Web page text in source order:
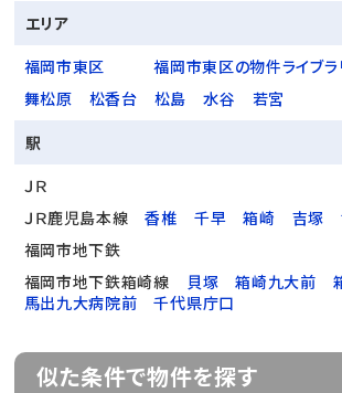
エリア
福岡市東区
福岡市東区の物件ライブラ
舞松原
松香台 松島 水谷
若宮
駅
ＪＲ
ＪＲ鹿児島本線
香椎 千早 箱崎 吉塚
福岡市地下鉄
福岡市地下鉄箱崎線
貝塚 箱崎九大前
馬出九大病院前
千代県庁口
似た条件で物件を探す